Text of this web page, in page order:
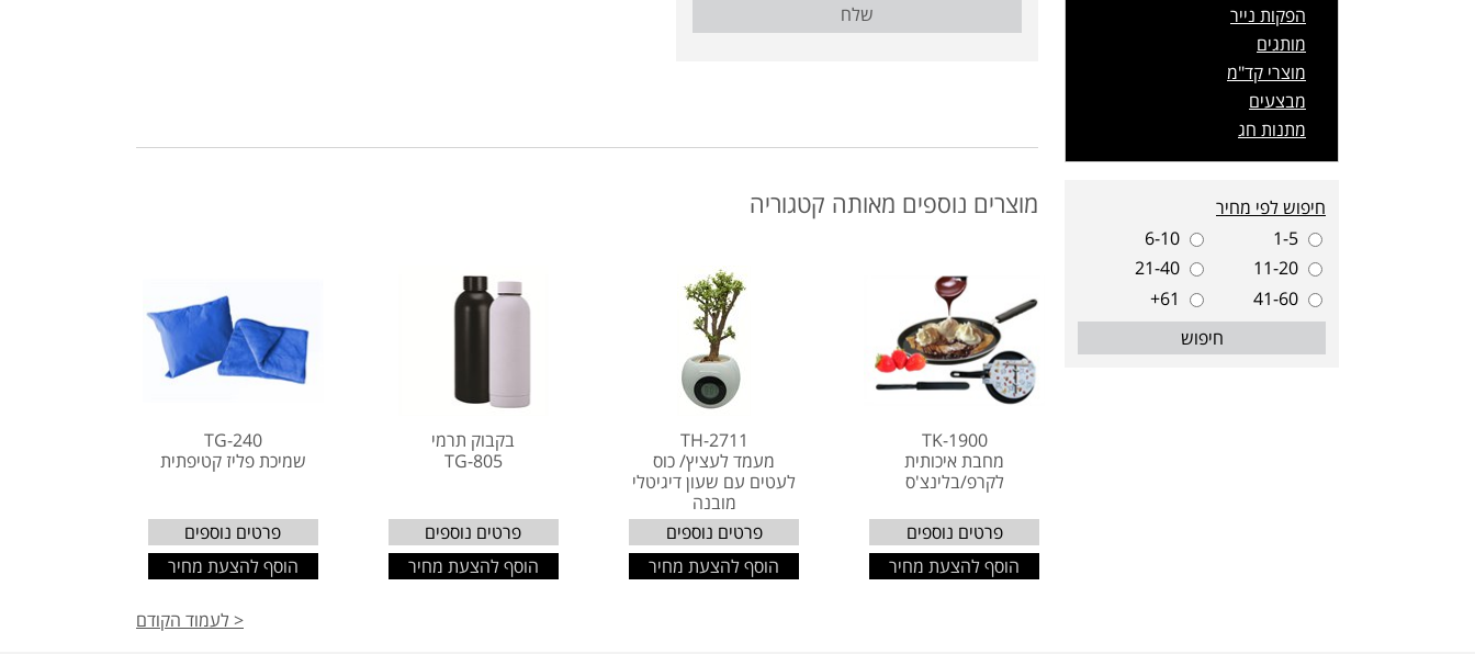
שלח
מוצרים נוספים מאותה קטגוריה
TK-1900
מחבת איכותית
לקרפ/בלינצ'ס
פרטים נוספים
הוסף להצעת מחיר
TH-2711
מעמד לעציץ/ כוס
לעטים עם שעון דיגיטלי
מובנה
פרטים נוספים
הוסף להצעת מחיר
בקבוק תרמי
TG-805
פרטים נוספים
הוסף להצעת מחיר
TG-240
שמיכת פליז קטיפתית
פרטים נוספים
הוסף להצעת מחיר
< לעמוד הקודם
הפקות נייר
מותגים
מוצרי קד"מ
מבצעים
מתנות חג
חיפוש לפי מחיר
1-5
6-10
11-20
21-40
41-60
61+
חיפוש